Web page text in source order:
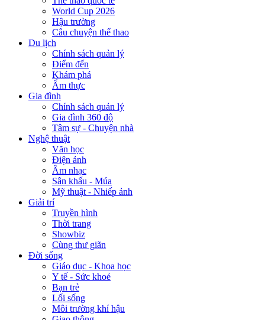
World Cup 2026
Hậu trường
Câu chuyện thể thao
Du lịch
Chính sách quản lý
Điểm đến
Khám phá
Ẩm thực
Gia đình
Chính sách quản lý
Gia đình 360 độ
Tâm sự - Chuyện nhà
Nghệ thuật
Văn học
Điện ảnh
Âm nhạc
Sân khấu - Múa
Mỹ thuật - Nhiếp ảnh
Giải trí
Truyền hình
Thời trang
Showbiz
Cùng thư giãn
Đời sống
Giáo dục - Khoa học
Y tế - Sức khoẻ
Bạn trẻ
Lối sống
Môi trường khí hậu